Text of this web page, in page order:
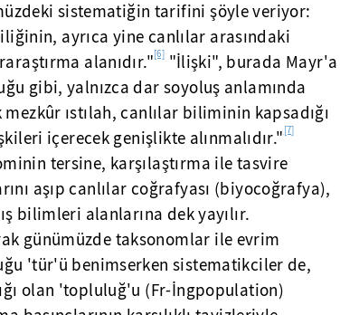
sistematiğin tarifini şöyle veriyor:
ayrıca yine canlılar arasındaki
alanıdır."[6]"İlişki", burada Mayr'a
gibi, yalnızca dar soyoluş anlamında
mezkûr ıstılah, canlılar biliminin kapsadığı
içerecek genişlikte alınmalıdır."[7]
tersine, karşılaştırma ile tasvire
aşıp canlılar coğrafyası (biyocoğrafya),
bilimleri alanlarına dek yayılır.
günümüzde taksonomlar ile evrim
'tür'ü benimserken sistematikciler de,
olan 'topluluğ'u (Fr-İngpopulation)